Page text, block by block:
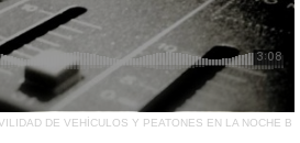
DE VEHÍCULOS Y PEATONES EN LA NOCHE B